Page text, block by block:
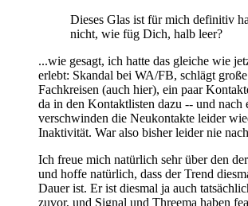
Dieses Glas ist für mich definitiv
nicht, wie füg Dich, halb leer?
...wie gesagt, ich hatte das gleiche wie
erlebt: Skandal bei WA/FB, schlägt
Fachkreisen (auch hier), ein paar
da in den Kontaktlisten dazu -- und nach
verschwinden die Neukontakte leider
Inaktivität. War also bisher leider nie
Ich freue mich natürlich sehr über den
und hoffe natürlich, dass der Trend
Dauer ist. Er ist diesmal ja auch
zuvor, und Signal und Threema haben